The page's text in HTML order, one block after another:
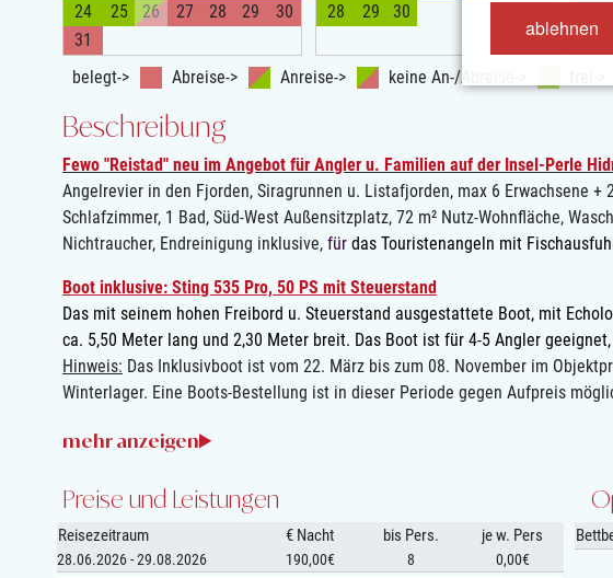
ablehnen
24
25 26 27 28 29
30
31
28
29 30
keine An-/Abreise->
Anreise->
Abreise->
belegt->
Beschreibung
Fewo "Reistad" neu im Angebot für Angler u. Familien auf der Insel-Perle
Angelrevier in den Fjorden, Siragrunnen u. Listafjorden, max 6 Erwachsene
Schlafzimmer, 1 Bad, Süd-West Außensitzplatz, 72 m² Nutz-Wohnfläche,
Nichtraucher, Endreinigung inklusive, für das Touristenangeln mit
Boot inklusive: Sting 535 Pro, 50 PS mit Steuerstand
Das mit seinem hohen Freibord u. Steuerstand ausgestattete Boot, mit
ca. 5,50 Meter lang und 2,30 Meter breit. Das Boot ist für 4-5 Angler geeignet,
Hinweis: Das Inklusivboot ist vom 22. März bis zum 08. November im
Winterlager. Eine Boots-Bestellung ist in dieser Periode gegen Aufpreis
Preise und Leistungen
Reisezeitraum € Nacht bis Pers. je w. Pers
28.06.2026 - 29.08.2026 190,00€ 8 0,00€